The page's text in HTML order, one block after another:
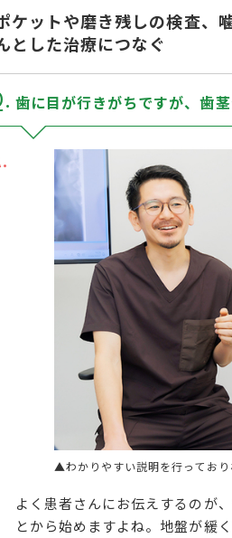
ケットや磨き残しの検査、
とした治療につなぐ
歯に目が行きがちですが、歯
▲わかりやすい説明を行ってお
よく患者さんにお伝えするのが
とから始めますよね。地盤が緩